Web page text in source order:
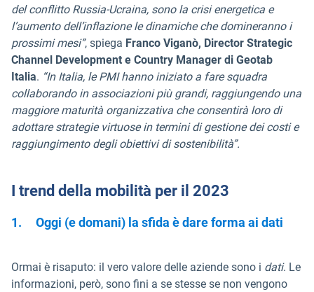
del conflitto Russia-Ucraina, sono la crisi energetica e
l’aumento dell’inflazione le dinamiche che domineranno i
prossimi mesi”, spiega Franco Viganò, Director Strategic
Channel Development e Country Manager di Geotab
Italia. “In Italia, le PMI hanno iniziato a fare squadra
collaborando in associazioni più grandi, raggiungendo una
maggiore maturità organizzativa che consentirà loro di
adottare strategie virtuose in termini di gestione dei costi e
raggiungimento degli obiettivi di sostenibilità”.
I trend della mobilità per il 2023
1. Oggi (e domani) la sfida è dare forma ai dati
Ormai è risaputo: il vero valore delle aziende sono i dati. Le
informazioni, però, sono fini a se stesse se non vengono